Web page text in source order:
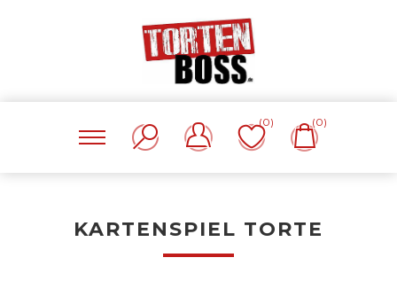
(0) (0)
KARTENSPIEL TORTE